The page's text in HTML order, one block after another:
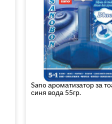
Sano ароматизатор за
синя вода 55гр.